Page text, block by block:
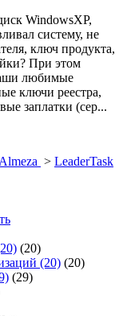
WindowsXP,
систему, не
ключ продукта,
При этом
любимые
ключи реестра,
заплатки (сер...
Almeza > LeaderTask
(20)
(20) (20)
(29)